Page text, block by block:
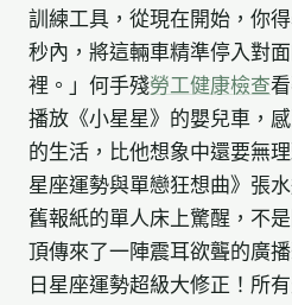
訓練工具，從現在開始，你
秒內，將這輛車精準停入對
裡。」何手殘勞工健康檢查
播放《小星星》的嬰兒車，
的生活，比他想象中還要無
星座運勢與單戀狂想曲》張
舊報紙的單人床上驚醒，不
頂傳來了一陣震耳欲聾的廣
日星座運勢超級大修正！所